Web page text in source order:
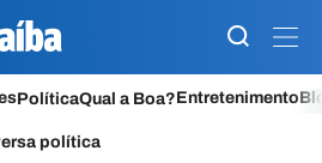
PolíticaQual a Boa?Entretenimento
política